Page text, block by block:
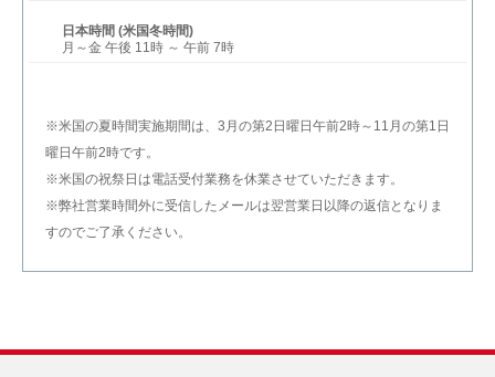
日本時間 (米国冬時間)
月～金 午後 11時 ～ 午前 7時
※米国の夏時間実施期間は、3月の第2日曜日午前2時～11月の第1日
曜日午前2時です。
※米国の祝祭日は電話受付業務を休業させていただきます。
※弊社営業時間外に受信したメールは翌営業日以降の返信となりま
すのでご了承ください。